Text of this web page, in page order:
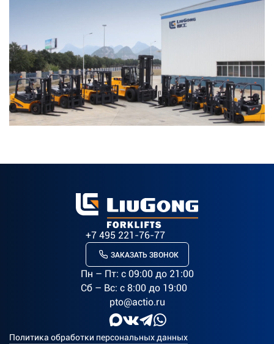
+7 495 221-76-77
ЗАКАЗАТЬ ЗВОНОК
Пн – Пт: c 09:00 до 21:00
Сб – Вс: с 8:00 до 19:00
pto@actio.ru
Политика обработки персональных данных